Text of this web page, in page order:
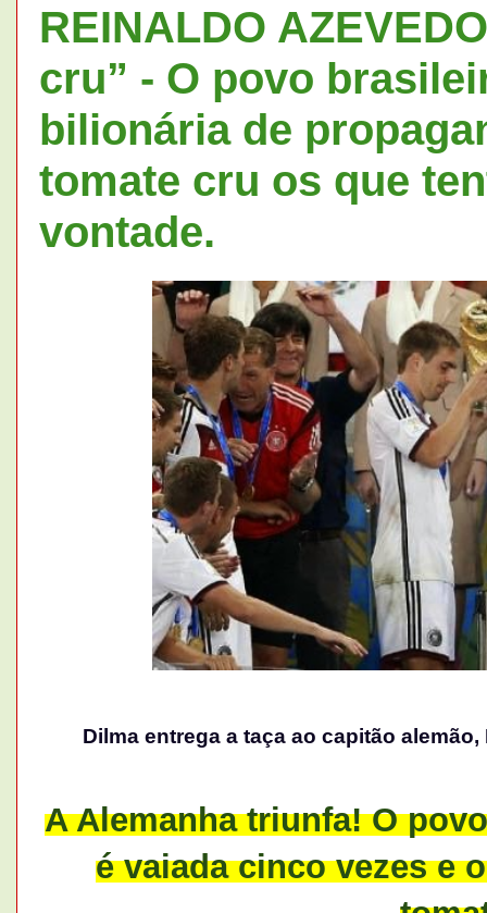
REINALDO
cru” - O povo
bilionária de
tomate cru os que
vontade.
Dilma entrega a taça ao capitão
A Alemanha triunfa! O
é vaiada cinco vezes e